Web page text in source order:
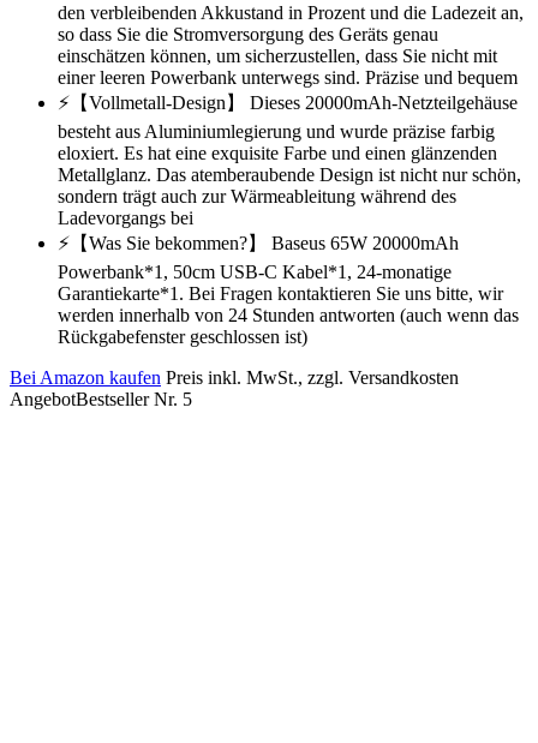
den verbleibenden Akkustand in Prozent und die Ladezeit an,
so dass Sie die Stromversorgung des Geräts genau
einschätzen können, um sicherzustellen, dass Sie nicht mit
einer leeren Powerbank unterwegs sind. Präzise und bequem
⚡【Vollmetall-Design】 Dieses 20000mAh-Netzteilgehäuse
besteht aus Aluminiumlegierung und wurde präzise farbig
eloxiert. Es hat eine exquisite Farbe und einen glänzenden
Metallglanz. Das atemberaubende Design ist nicht nur schön,
sondern trägt auch zur Wärmeableitung während des
Ladevorgangs bei
⚡【Was Sie bekommen?】 Baseus 65W 20000mAh
Powerbank*1, 50cm USB-C Kabel*1, 24-monatige
Garantiekarte*1. Bei Fragen kontaktieren Sie uns bitte, wir
werden innerhalb von 24 Stunden antworten (auch wenn das
Rückgabefenster geschlossen ist)
Bei Amazon kaufen Preis inkl. MwSt., zzgl. Versandkosten
AngebotBestseller Nr. 5